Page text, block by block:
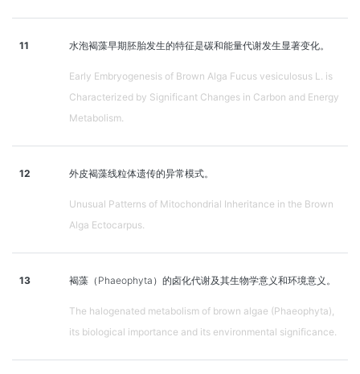
11 水泡褐藻早期胚胎发生的特征是碳和能量代谢发生显著变化。
Early Embryogenesis of Brown Alga Fucus vesiculosus L. is
Characterized by Significant Changes in Carbon and Energy
Metabolism.
12 外皮褐藻线粒体遗传的异常模式。
Unusual Patterns of Mitochondrial Inheritance in the Brown
Alga Ectocarpus.
13 褐藻（Phaeophyta）的卤化代谢及其生物学意义和环境意义。
The halogenated metabolism of brown algae (Phaeophyta),
its biological importance and its environmental significance.